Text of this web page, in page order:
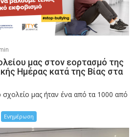
μας στον εορτασμό της
Ημέρας κατά της Βίας στα
μας ήταν ένα από τα 1000 από
Ενημέρωση